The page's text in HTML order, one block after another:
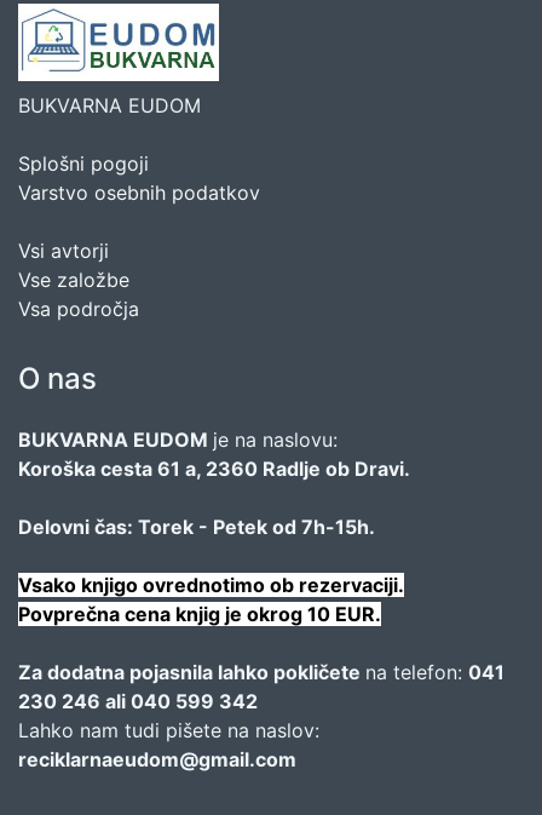
BUKVARNA EUDOM
Splošni pogoji
Varstvo osebnih podatkov
Vsi avtorji
Vse založbe
Vsa področja
O nas
BUKVARNA EUDOM je na naslovu:
Koroška cesta 61 a, 2360 Radlje ob Dravi.
Delovni čas: Torek - Petek od 7h-15h.
Vsako knjigo ovrednotimo ob rezervaciji.
Povprečna cena knjig je okrog 10 EUR.
Za dodatna pojasnila lahko pokličete na telefon: 041
230 246 ali 040 599 342
Lahko nam tudi pišete na naslov:
reciklarnaeudom@gmail.com